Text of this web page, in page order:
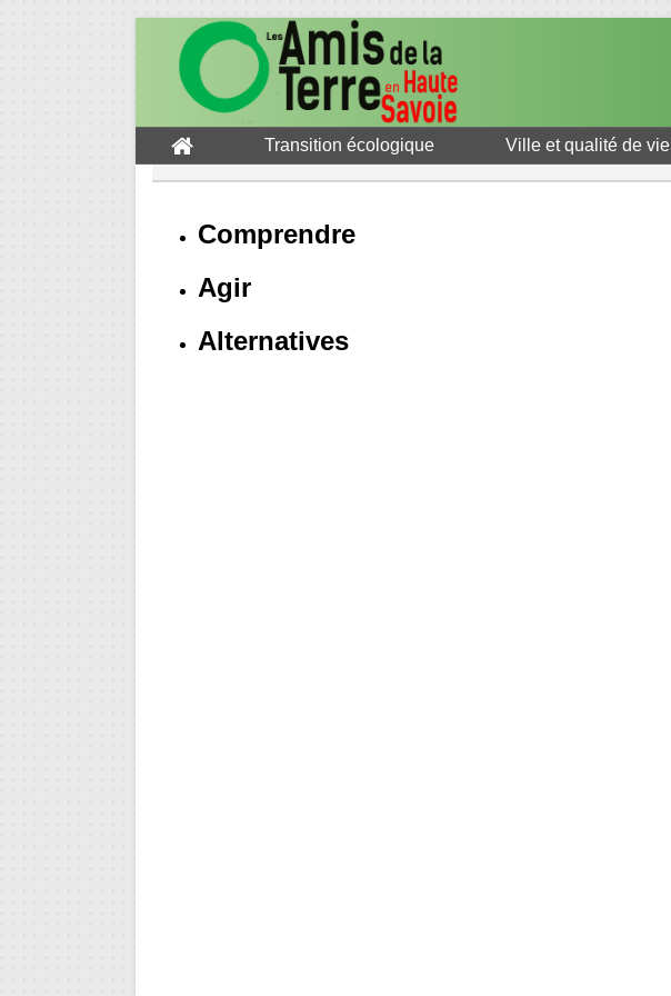
Transition écologique Ville et qualité de vie
Comprendre
Agir
Alternatives